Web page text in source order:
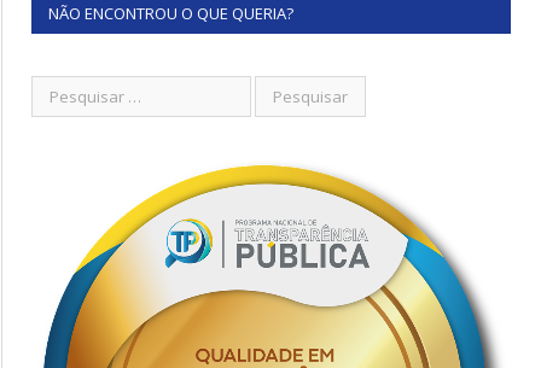
NÃO ENCONTROU O QUE QUERIA?